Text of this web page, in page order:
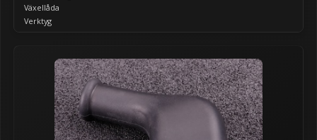
Växellåda
Verktyg